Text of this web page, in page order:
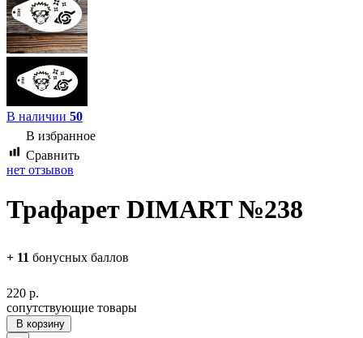
В наличии 50
В избранное
Сравнить
нет отзывов
Трафарет DIMART №238
+ 11 бонусных баллов
220 р.
сопутствующие товары
В корзину